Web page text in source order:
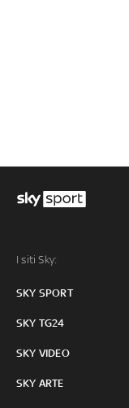
I siti Sky:
SKY SPORT
SKY TG24
SKY VIDEO
SKY ARTE